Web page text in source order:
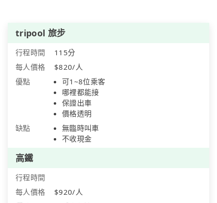
tripool 旅步
行程時間
115分
每人價格
$820/人
優點
可1~8位乘客
哪裡都能接
保證出車
價格透明
缺點
無臨時叫車
不收現金
高鐵
行程時間
每人價格
$920/人